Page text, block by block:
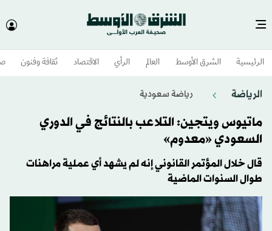
الرئيسية الشرق الأوسط​ العالم الرأي الاقتصاد ثقافة وفنون
الرياضة رياضة سعودية
ماتيوس ويتجين: التلاعب بالنتائج في الدوري
السعودي «معدوم»
قال خلال المؤتمر القانوني إنه لم يشهد أي عملية مراهنات
طوال السنوات الماضية